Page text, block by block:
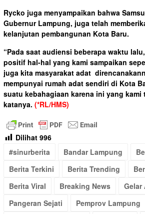
Rycko juga menyampaikan bahwa
Gubernur Lampung, juga telah
kelanjutan pembangunan Kota Baru.
“Pada saat audiensi beberapa waktu
positif hal-hal yang kami sampaikan
juga kita masyarakat adat
mempunyai rumah adat sendiri di Kota
suatu kebahagiaan karena ini yang
katanya. (*RL/HMS)
Dilihat 996
#sinurberita
Bandar Lampung
Berita Terkini
Berita Trending
Berita Viral
Breaking News Gelar
Pangeran Sejati
Pemprov Lampung